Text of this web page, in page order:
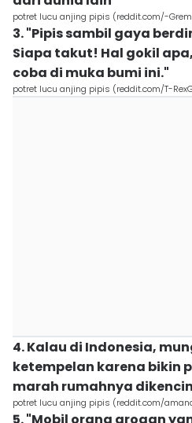
potret lucu anjing pipis (reddit.com/-
3. "Pipis sambil gaya
Siapa takut! Hal gokil
coba di muka bumi ini."
potret lucu anjing pipis (reddit.com/T-
4. Kalau di Indonesia,
ketempelan karena bikin
marah rumahnya
potret lucu anjing pipis (reddit.com/